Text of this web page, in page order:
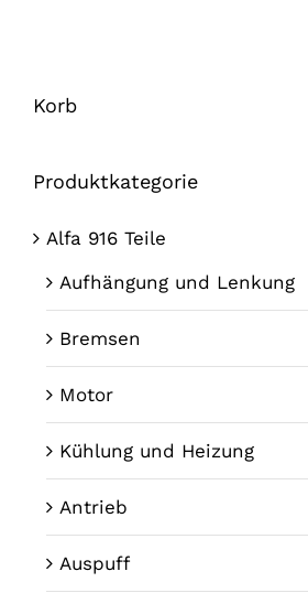
Korb
Produktkategorie
Alfa 916 Teile
Aufhängung und Lenkung
Bremsen
Motor
Kühlung und Heizung
Antrieb
Auspuff